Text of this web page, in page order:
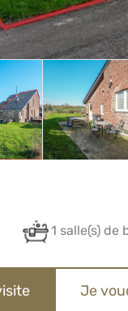
1 salle(s) de
Je